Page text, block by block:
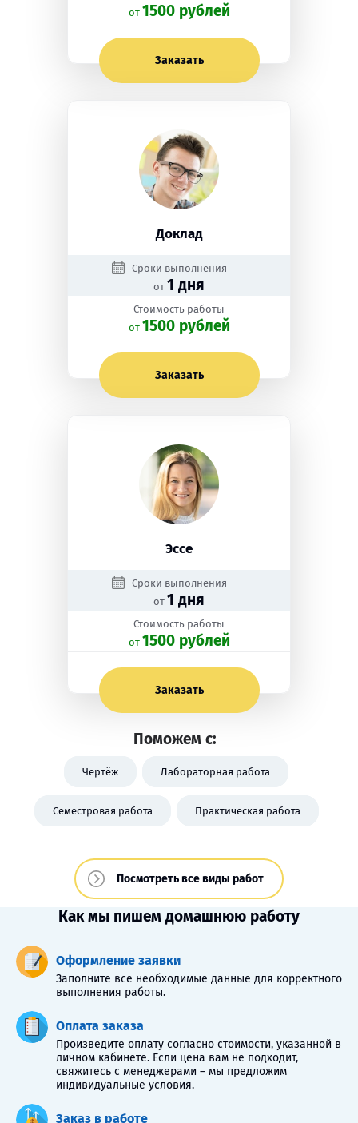
oт 1500 рублей
Заказать
Доклад
Сроки выполнения
от 1 дня
Стоимость работы
oт 1500 рублей
Заказать
Эссе
Сроки выполнения
от 1 дня
Стоимость работы
oт 1500 рублей
Заказать
Поможем с:
Чертёж Лабораторная работа
Семестровая работа Практическая работа
Посмотреть все виды работ
Как мы пишем домашнюю работу
Оформление заявки
Заполните все необходимые данные для корректного
выполнения работы.
Оплата заказа
Произведите оплату согласно стоимости, указанной в
личном кабинете. Если цена вам не подходит,
свяжитесь с менеджерами – мы предложим
индивидуальные условия.
Заказ в работе